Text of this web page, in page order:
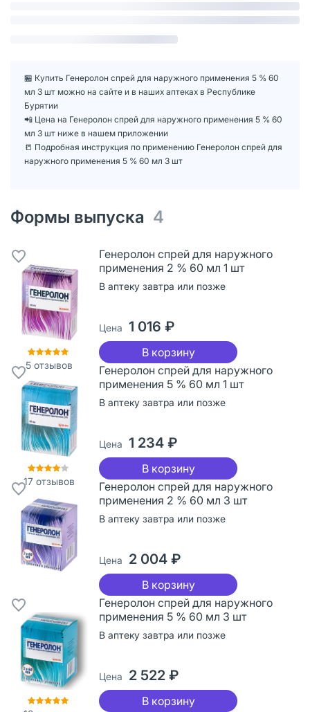
🏪 Купить Генеролон спрей для наружного применения 5 % 60
мл 3 шт можно на сайте и в наших аптеках в Республике
Бурятии
📲 Цена на Генеролон спрей для наружного применения 5 % 60
мл 3 шт ниже в нашем приложении
📒 Подробная инструкция по применению Генеролон спрей для
наружного применения 5 % 60 мл 3 шт
Формы выпуска 4
5 отзывов
Генеролон спрей для наружного
применения 2 % 60 мл 1 шт
В аптеку завтра или позже
Цена 1 016 ₽
В корзину
17 отзывов
Генеролон спрей для наружного
применения 5 % 60 мл 1 шт
В аптеку завтра или позже
Цена 1 234 ₽
В корзину
Генеролон спрей для наружного
применения 2 % 60 мл 3 шт
В аптеку завтра или позже
Цена 2 004 ₽
В корзину
Генеролон спрей для наружного
применения 5 % 60 мл 3 шт
В аптеку завтра или позже
Цена 2 522 ₽
В корзину